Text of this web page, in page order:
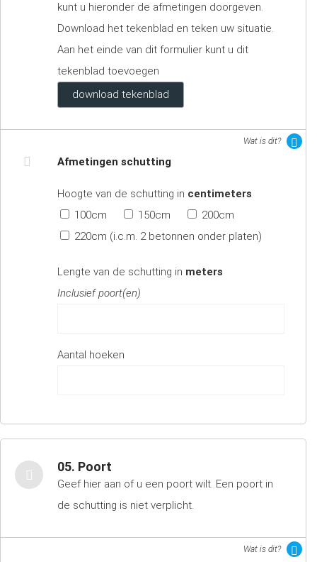
kunt u hieronder de afmetingen doorgeven.
Download het tekenblad en teken uw situatie.
Aan het einde van dit formulier kunt u dit
tekenblad toevoegen
download tekenblad
Wat is dit?
Afmetingen schutting
Hoogte van de schutting in centimeters
100cm
150cm
200cm
220cm (i.c.m. 2 betonnen onder platen)
Lengte van de schutting in meters
Inclusief poort(en)
Aantal hoeken
05. Poort
Geef hier aan of u een poort wilt. Een poort in
de schutting is niet verplicht.
Wat is dit?